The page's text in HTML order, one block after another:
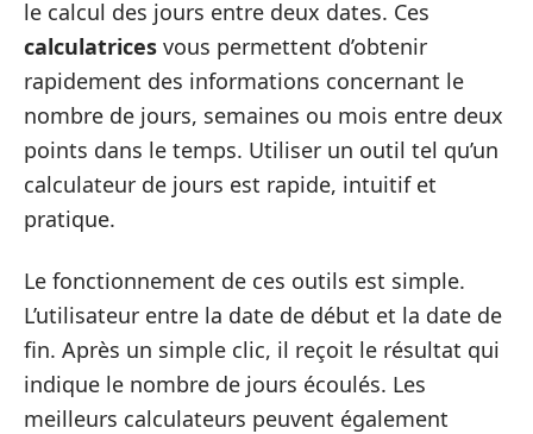
le calcul des jours entre deux dates. Ces
calculatrices vous permettent d’obtenir
rapidement des informations concernant le
nombre de jours, semaines ou mois entre deux
points dans le temps. Utiliser un outil tel qu’un
calculateur de jours est rapide, intuitif et
pratique.
Le fonctionnement de ces outils est simple.
L’utilisateur entre la date de début et la date de
fin. Après un simple clic, il reçoit le résultat qui
indique le nombre de jours écoulés. Les
meilleurs calculateurs peuvent également